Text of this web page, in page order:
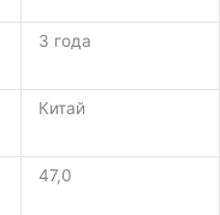
3 года
Китай
47,0